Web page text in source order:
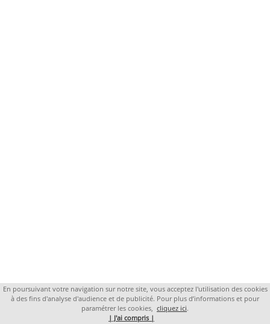
En poursuivant votre navigation sur notre site, vous acceptez l'utilisation des cookies
à des fins d'analyse d'audience et de publicité. Pour plus d’informations et pour
paramétrer les cookies, cliquez ici.
| J'ai compris |